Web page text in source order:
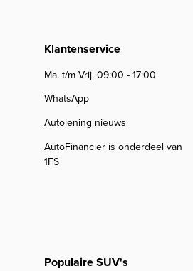
Klantenservice
Ma. t/m Vrij. 09:00 - 17:00
WhatsApp
Autolening nieuws
AutoFinancier is onderdeel van
1FS
Populaire SUV's